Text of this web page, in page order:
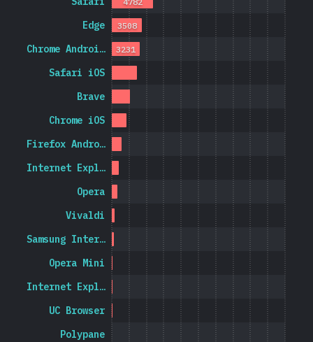
Polypane
UC Browser
Internet Expl…
Opera Mini
Samsung Inter…
Vivaldi
Opera
Internet Expl…
Firefox Andro…
Chrome iOS
Brave
Safari iOS
Chrome Androi…
Edge
3231
3508